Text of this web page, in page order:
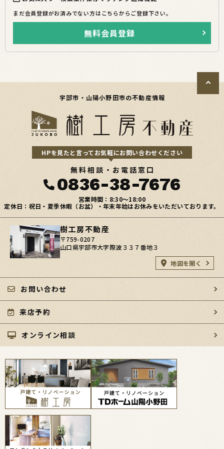
まだ会員登録がお済みでない方はこちらからご登録下さい。
無料会員登録
宇部市・山陽小野田市の不動産情報
HPを見たと言ってお気軽にお問い合わせください
無料相談・お電話窓口
0836-38-7676
営業時間：8:30〜18:00
定休日：祝日・夏季休暇（お盆）・年末年始はお休みをいただいております。
樹工房不動産
〒759-0207
山口県宇部市大字際波３３７番地３
地図を開く
お問い合わせ
来店予約
オンライン相談